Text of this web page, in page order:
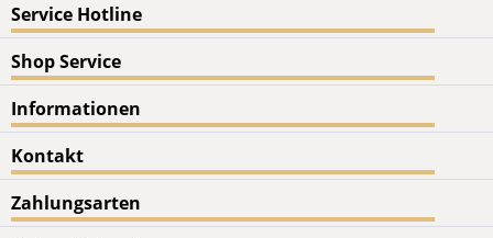
Service Hotline
Shop Service
Informationen
Kontakt
Zahlungsarten